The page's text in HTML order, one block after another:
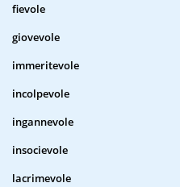
fievole
giovevole
immeritevole
incolpevole
ingannevole
insocievole
lacrimevole